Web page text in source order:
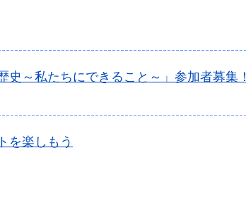
史～私たちにできること～」参加者募集！
を楽しもう